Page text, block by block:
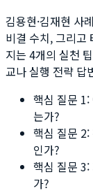
김용현·김재현 사
비결 수치, 그리고
지는 4개의 실천
교나 실행 전략 답
핵심 질문
는가?
핵심 질문
인가?
핵심 질문 3:
가?